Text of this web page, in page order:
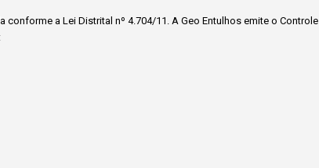
a Lei Distrital nº 4.704/11. A Geo Entulhos emite o Controle